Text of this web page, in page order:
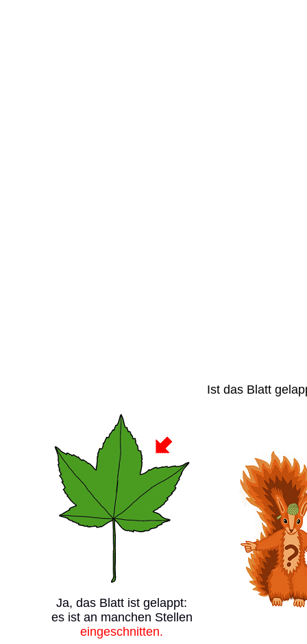
Ist das Blatt
Ja, das Blatt ist gelappt:
es ist an manchen Stellen
eingeschnitten.